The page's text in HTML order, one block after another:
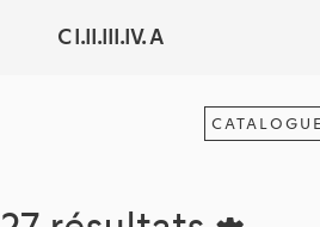
C I.II.III.IV. A
CATALOGUE